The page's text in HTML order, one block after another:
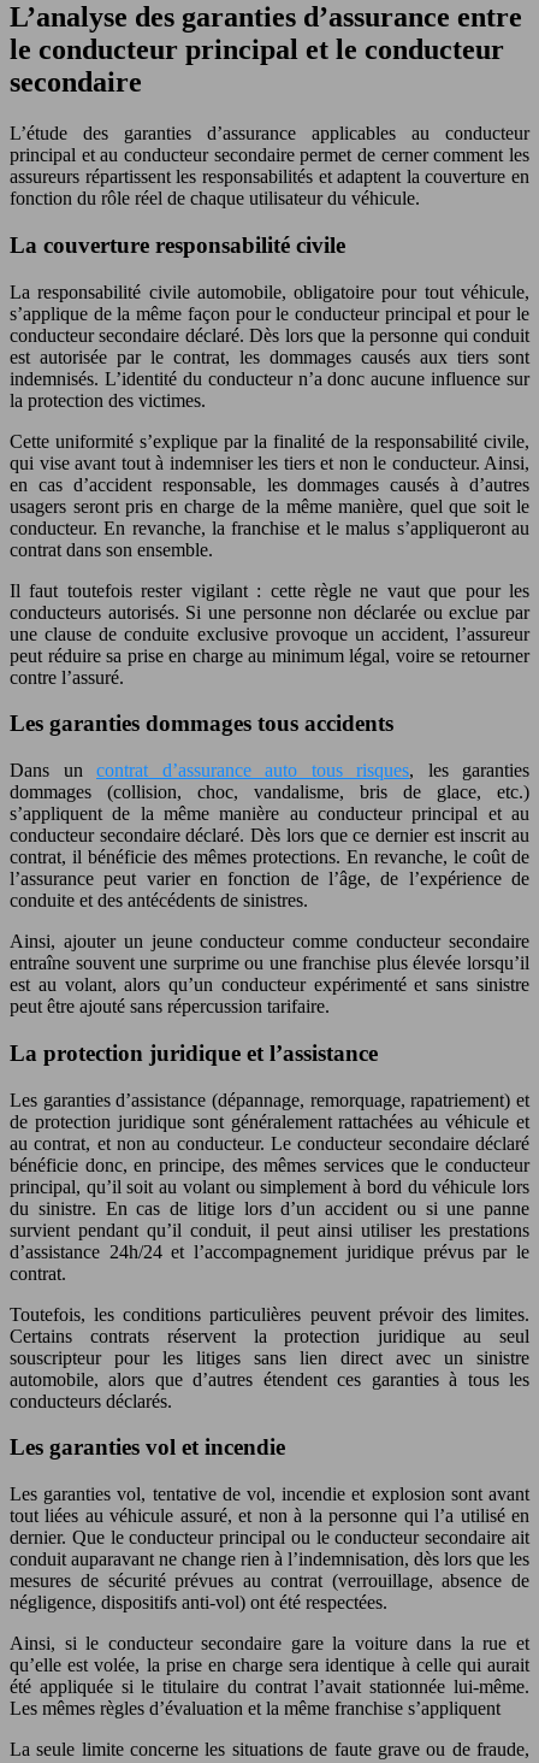
L’analyse des garanties d’assurance entre
le conducteur principal et le conducteur
secondaire
L’étude des garanties d’assurance applicables au conducteur
principal et au conducteur secondaire permet de cerner comment les
assureurs répartissent les responsabilités et adaptent la couverture en
fonction du rôle réel de chaque utilisateur du véhicule.
La couverture responsabilité civile
La responsabilité civile automobile, obligatoire pour tout véhicule,
s’applique de la même façon pour le conducteur principal et pour le
conducteur secondaire déclaré. Dès lors que la personne qui conduit
est autorisée par le contrat, les dommages causés aux tiers sont
indemnisés. L’identité du conducteur n’a donc aucune influence sur
la protection des victimes.
Cette uniformité s’explique par la finalité de la responsabilité civile,
qui vise avant tout à indemniser les tiers et non le conducteur. Ainsi,
en cas d’accident responsable, les dommages causés à d’autres
usagers seront pris en charge de la même manière, quel que soit le
conducteur. En revanche, la franchise et le malus s’appliqueront au
contrat dans son ensemble.
Il faut toutefois rester vigilant : cette règle ne vaut que pour les
conducteurs autorisés. Si une personne non déclarée ou exclue par
une clause de conduite exclusive provoque un accident, l’assureur
peut réduire sa prise en charge au minimum légal, voire se retourner
contre l’assuré.
Les garanties dommages tous accidents
Dans un contrat d’assurance auto tous risques, les garanties
dommages (collision, choc, vandalisme, bris de glace, etc.)
s’appliquent de la même manière au conducteur principal et au
conducteur secondaire déclaré. Dès lors que ce dernier est inscrit au
contrat, il bénéficie des mêmes protections. En revanche, le coût de
l’assurance peut varier en fonction de l’âge, de l’expérience de
conduite et des antécédents de sinistres.
Ainsi, ajouter un jeune conducteur comme conducteur secondaire
entraîne souvent une surprime ou une franchise plus élevée lorsqu’il
est au volant, alors qu’un conducteur expérimenté et sans sinistre
peut être ajouté sans répercussion tarifaire.
La protection juridique et l’assistance
Les garanties d’assistance (dépannage, remorquage, rapatriement) et
de protection juridique sont généralement rattachées au véhicule et
au contrat, et non au conducteur. Le conducteur secondaire déclaré
bénéficie donc, en principe, des mêmes services que le conducteur
principal, qu’il soit au volant ou simplement à bord du véhicule lors
du sinistre. En cas de litige lors d’un accident ou si une panne
survient pendant qu’il conduit, il peut ainsi utiliser les prestations
d’assistance 24h/24 et l’accompagnement juridique prévus par le
contrat.
Toutefois, les conditions particulières peuvent prévoir des limites.
Certains contrats réservent la protection juridique au seul
souscripteur pour les litiges sans lien direct avec un sinistre
automobile, alors que d’autres étendent ces garanties à tous les
conducteurs déclarés.
Les garanties vol et incendie
Les garanties vol, tentative de vol, incendie et explosion sont avant
tout liées au véhicule assuré, et non à la personne qui l’a utilisé en
dernier. Que le conducteur principal ou le conducteur secondaire ait
conduit auparavant ne change rien à l’indemnisation, dès lors que les
mesures de sécurité prévues au contrat (verrouillage, absence de
négligence, dispositifs anti‑vol) ont été respectées.
Ainsi, si le conducteur secondaire gare la voiture dans la rue et
qu’elle est volée, la prise en charge sera identique à celle qui aurait
été appliquée si le titulaire du contrat l’avait stationnée lui‑même.
Les mêmes règles d’évaluation et la même franchise s’appliquent
La seule limite concerne les situations de faute grave ou de fraude,